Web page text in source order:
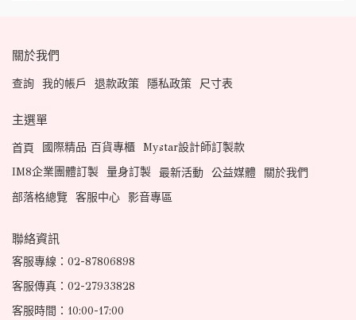
關於我們
查詢 我的帳戶 退款政策 隱私政策 尺寸表
主選單
首頁 國際精品 百貨專櫃 Mystar設計師訂製款
IM8企業團體訂製 量身訂製 最新活動 公益媒體
關於我們
部落格總覽 客服中心 影音專區
聯絡資訊
客服專線：02-87806898
客服傳真：02-27933828
客服時間：10:00-17:00